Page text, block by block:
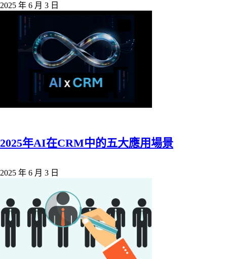
2025 年 6 月 3 日
2025年AI在CRM中的五大應用場景
2025 年 6 月 3 日